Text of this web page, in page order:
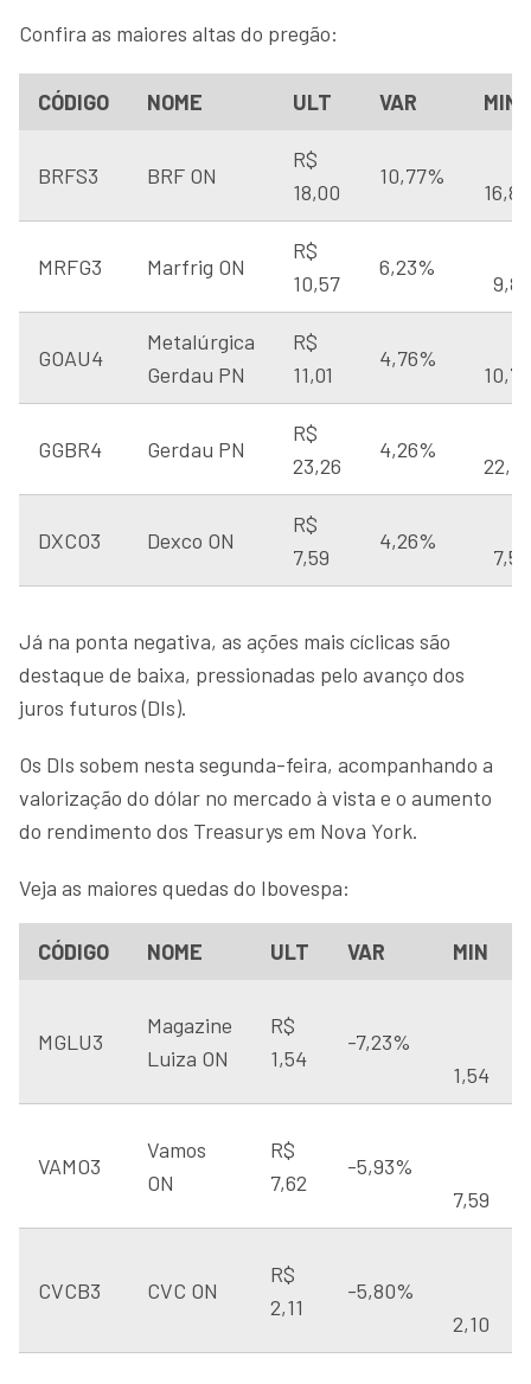
Confira as maiores altas do pregão:
CÓDIGO NOME ULT VAR MIN
BRFS3 BRF ON
R$
18,00
10,77%
16,88
MRFG3 Marfrig ON
R$
10,57
6,23%
9,84
GOAU4
Metalúrgica
Gerdau PN
R$
11,01
4,76%
10,72
GGBR4 Gerdau PN
R$
23,26
4,26%
DXCO3 Dexco ON
R$
7,59
4,26%
7,51
Já na ponta negativa, as ações mais cíclicas são
destaque de baixa, pressionadas pelo avanço dos
juros futuros (DIs).
Os DIs sobem nesta segunda-feira, acompanhando a
valorização do dólar no mercado à vista e o aumento
do rendimento dos Treasurys em Nova York.
Veja as maiores quedas do Ibovespa:
CÓDIGO NOME ULT VAR MIN
MGLU3
Magazine
Luiza ON
R$
1,54
-7,23%
1,54
VAMO3
Vamos
ON
R$
7,62
-5,93%
7,59
CVCB3 CVC ON
R$
2,11
-5,80%
2,10